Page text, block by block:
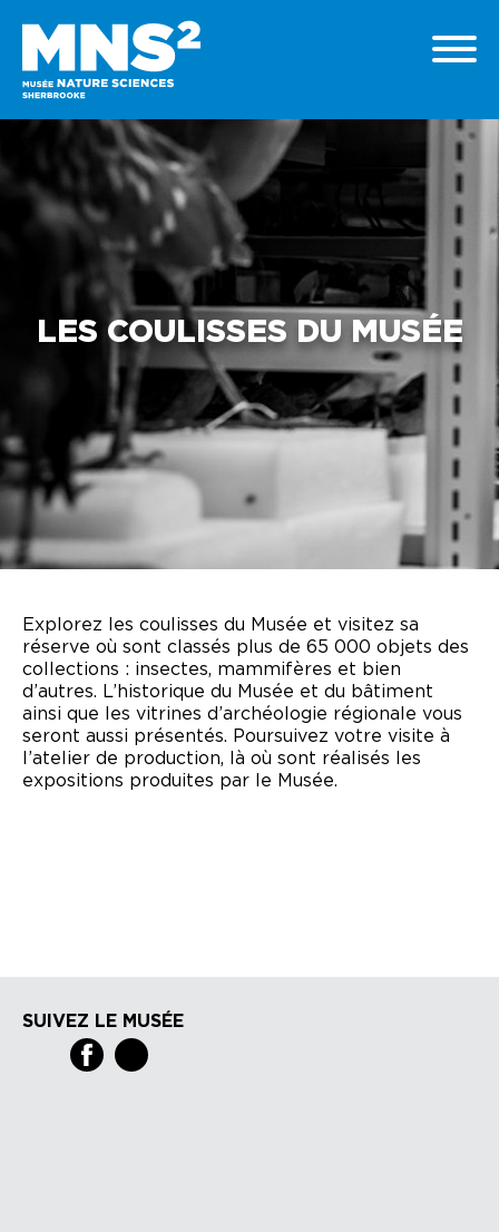
LES COULISSES DU MUSÉE
Explorez les coulisses du Musée et visitez sa
réserve où sont classés plus de 65 000 objets des
collections : insectes, mammifères et bien
d’autres. L’historique du Musée et du bâtiment
ainsi que les vitrines d’archéologie régionale vous
seront aussi présentés. Poursuivez votre visite à
l’atelier de production, là où sont réalisés les
expositions produites par le Musée.
SUIVEZ LE MUSÉE